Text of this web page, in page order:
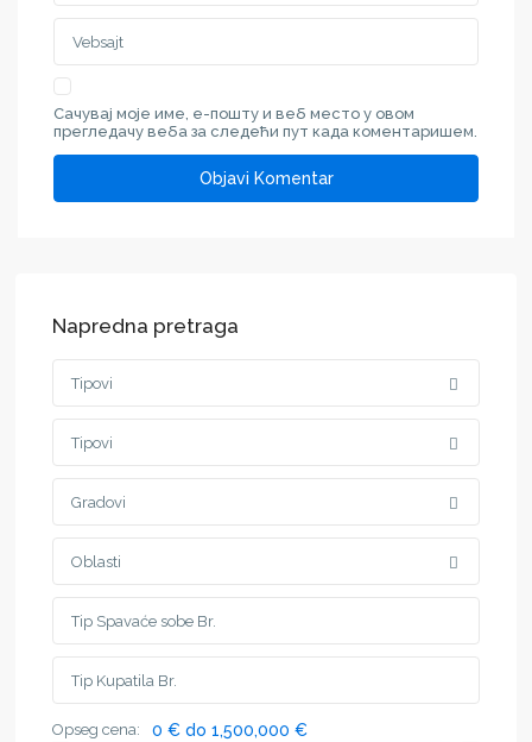
Сачувај моје име, е-пошту и веб место у овом
прегледачу веба за следећи пут када коментаришем.
Napredna pretraga
Tipovi
Tipovi
Gradovi
Oblasti
Opseg cena: 0 € do 1,500,000 €